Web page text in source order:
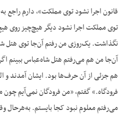
قانون اجرا نشود توی مملکت»، دارم راجع
توی مملکت اجرا نشود دیگر هیچ‌چیز روی
نگذاشت. یک‌روزی من رفتم آن‌جا توی هتل
آن‌جا من هم می‌رفتم هتل شاه‌عباس ببینم
هم جزئی از آن حرف‌ها بود. ایشان آمدند و
فرودگاه.» گفتم، «من فرودگان نمی‌آیم
می‌رفتم معلوم نبود کجا بایستم. به‌هرحال